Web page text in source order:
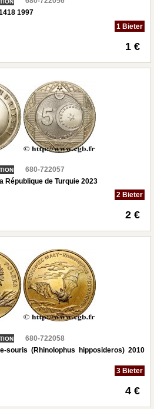
1997
1 Bieter
1 €
680-722057
République de Turquie 2023
2 Bieter
2 €
680-722058
souris (Rhinolophus hipposideros) 2010
3 Bieter
4 €